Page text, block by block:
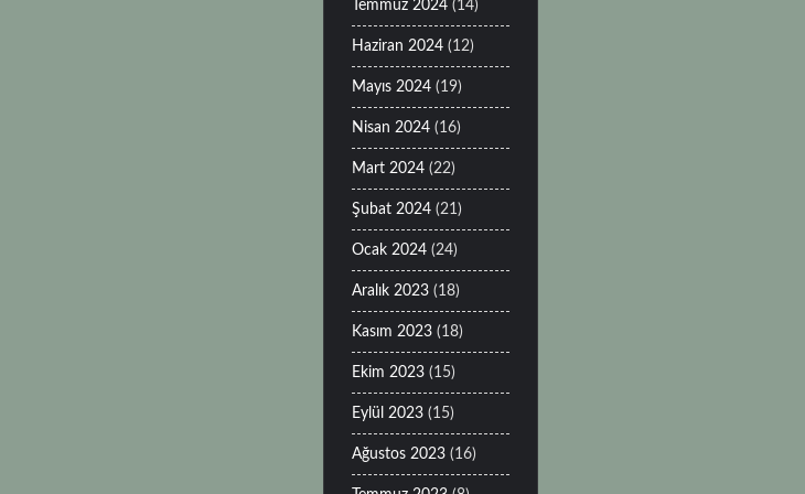
Temmuz 2024 (14)
Haziran 2024 (12)
Mayıs 2024 (19)
Nisan 2024 (16)
Mart 2024 (22)
Şubat 2024 (21)
Ocak 2024 (24)
Aralık 2023 (18)
Kasım 2023 (18)
Ekim 2023 (15)
Eylül 2023 (15)
Ağustos 2023 (16)